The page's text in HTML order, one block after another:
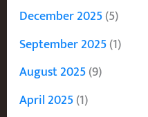
December 2025(5)
September 2025(1)
August 2025(9)
April 2025(1)